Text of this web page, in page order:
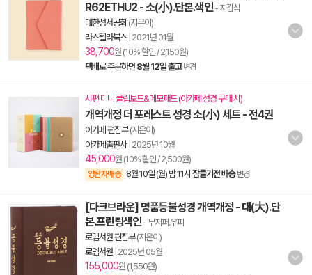
R62ETHU2 - 소(小).단본.색인- 지갑식
대한성서공회 (지은이)
라스텔라북스| 2021년 01월
38,700원 (10% 할인 / 2,150원)
택배로 주문하면 8월 12일 출고 변경
시편 미니 클립보드&메모패드 (아가페 성경 구매 시)
개역개정 더 포레스트 성경 소(小) 세트 - 전4권
아가페 편집부(지은이)
아가페출판사| 2025년 10월
45,000원 (10% 할인 / 2,500원)
양탄자배송 8월 10일 (월) 밤 11시 잠들기전 배송 변경
[다크브라운] 명품등불성경 개역개정 - 대(大).단
본.프린팅색인- 무지퍼.우피
로뎀서원 편집부(지은이)
로뎀서원 2025년 05월
155,000원 (1,550원)